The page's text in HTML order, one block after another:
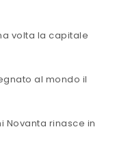
volta la capitale
al mondo il
Novanta rinasce in